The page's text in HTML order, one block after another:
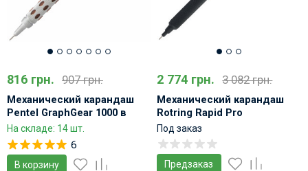
816 грн. 907 грн.
Механический карандаш
Pentel GraphGear 1000 в
металлическом корпусе
На складе: 14 шт.
6
В корзину
2 774 грн. 3 082 грн.
Механический карандаш
Rotring Rapid Pro
металлический Черный
матовый
Под заказ
Предзаказ